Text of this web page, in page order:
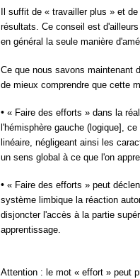
Il suffit de « travailler plus » et
résultats. Ce conseil est
en général la seule manière
Ce que nous savons maintenant
de mieux comprendre que cette
• « Faire des efforts » dans la
l'hémisphère gauche (logique],
linéaire, négligeant ainsi les
un sens global à ce que l'on
• « Faire des efforts » peut
système limbique la réaction
disjoncter l'accès à la partie
apprentissage.
Attention : le mot « effort » peut